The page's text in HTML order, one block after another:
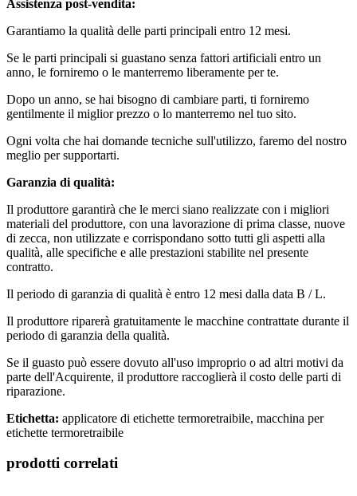
Assistenza post-vendita:
Garantiamo la qualità delle parti principali entro 12 mesi.
Se le parti principali si guastano senza fattori artificiali entro un
anno, le forniremo o le manterremo liberamente per te.
Dopo un anno, se hai bisogno di cambiare parti, ti forniremo
gentilmente il miglior prezzo o lo manterremo nel tuo sito.
Ogni volta che hai domande tecniche sull'utilizzo, faremo del nostro
meglio per supportarti.
Garanzia di qualità:
Il produttore garantirà che le merci siano realizzate con i migliori
materiali del produttore, con una lavorazione di prima classe, nuove
di zecca, non utilizzate e corrispondano sotto tutti gli aspetti alla
qualità, alle specifiche e alle prestazioni stabilite nel presente
contratto.
Il periodo di garanzia di qualità è entro 12 mesi dalla data B / L.
Il produttore riparerà gratuitamente le macchine contrattate durante il
periodo di garanzia della qualità.
Se il guasto può essere dovuto all'uso improprio o ad altri motivi da
parte dell'Acquirente, il produttore raccoglierà il costo delle parti di
riparazione.
Etichetta: applicatore di etichette termoretraibile, macchina per
etichette termoretraibile
prodotti correlati